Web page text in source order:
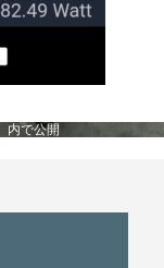
内で公開